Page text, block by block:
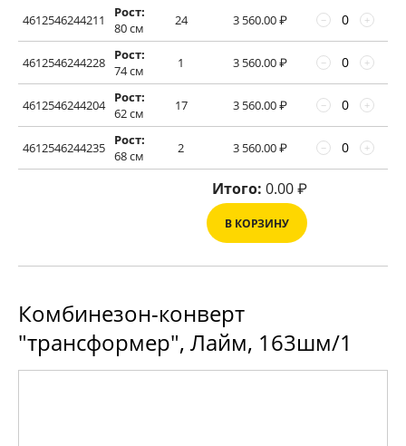
4612546244211
Рост:
80 см
24 3 560.00₽ +
−
4612546244228
Рост:
74 см
1 3 560.00₽ +
−
4612546244204
Рост:
62 см
17 3 560.00₽ +
−
4612546244235
Рост:
68 см
2 3 560.00₽ +
−
Итого: 0.00₽
В КОРЗИНУ
Комбинезон-конверт
"трансформер", Лайм, 163шм/1